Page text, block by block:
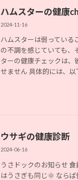
ハムスターの健康
2024-11-16
ハムスターは弱っている
の不調を感じていても、
ターの健康チェックは、
せません 具体的には、
ウサギの健康診断
2024-06-16
うさドックのお知らせ
はうさぎも同じ🌞 なら